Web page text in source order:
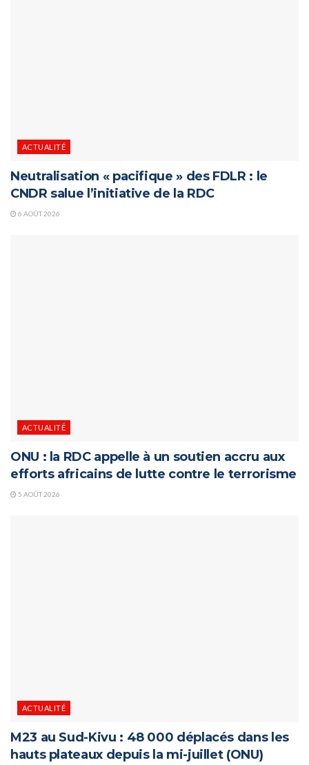
ACTUALITÉ
Neutralisation « pacifique » des FDLR : le
CNDR salue l’initiative de la RDC
6 AOÛT 2026
ACTUALITÉ
ONU : la RDC appelle à un soutien accru aux
efforts africains de lutte contre le terrorisme
5 AOÛT 2026
ACTUALITÉ
M23 au Sud-Kivu : 48 000 déplacés dans les
hauts plateaux depuis la mi-juillet (ONU)